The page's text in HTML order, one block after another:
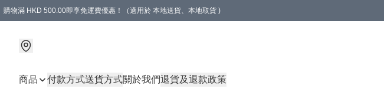
購物滿 HKD 500.00即享免運費優惠！（適用於 本地送貨、本地取貨 )
商品 付款方式送貨方式關於我們退貨及退款政策